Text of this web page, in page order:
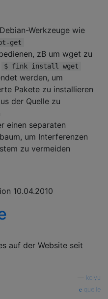
Werkzeuge wie
get
zB um wget zu
$ fink install wget
werden, um
Pakete zu installieren
der Quelle zu
einen separaten
um Interferenzen
zu vermeiden
10.04.2010
auf der Website seit
koiyu
quelle